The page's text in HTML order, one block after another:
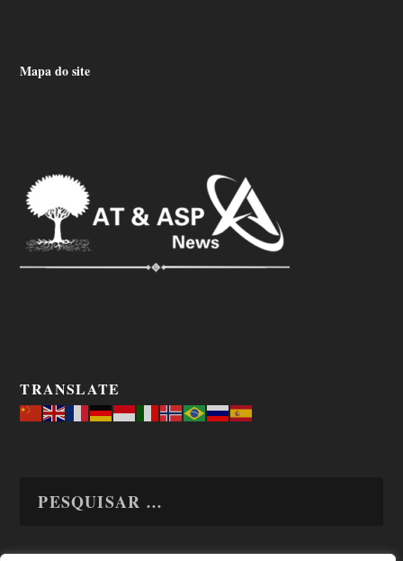
Mapa do site
TRANSLATE